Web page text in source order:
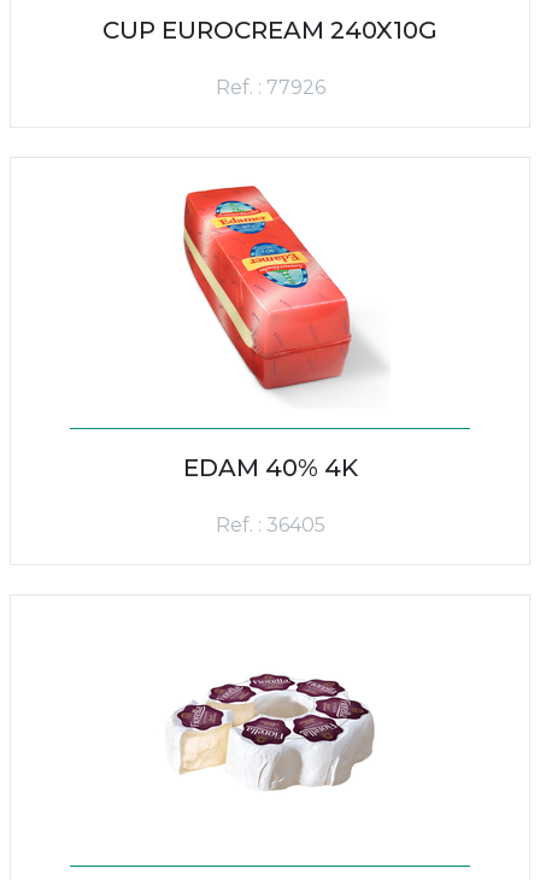
CUP EUROCREAM 240X10G
Ref. : 77926
EDAM 40% 4K
Ref. : 36405